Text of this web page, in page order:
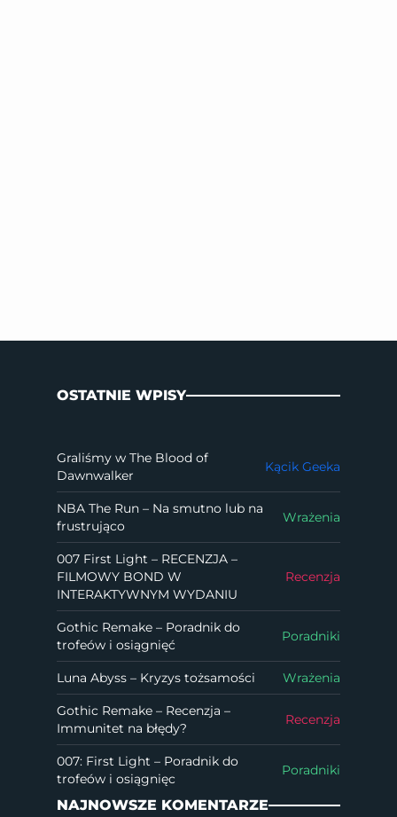
OSTATNIE WPISY
Graliśmy w The Blood of
Dawnwalker
Kącik Geeka
NBA The Run – Na smutno lub na
frustrująco
Wrażenia
007 First Light – RECENZJA –
FILMOWY BOND W
INTERAKTYWNYM WYDANIU
Recenzja
Gothic Remake – Poradnik do
trofeów i osiągnięć
Poradniki
Luna Abyss – Kryzys tożsamości Wrażenia
Gothic Remake – Recenzja –
Immunitet na błędy?
Recenzja
007: First Light – Poradnik do
trofeów i osiągnięc
Poradniki
NAJNOWSZE KOMENTARZE